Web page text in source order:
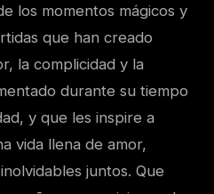
los momentos mágicos y
que han creado
la complicidad y la
durante su tiempo
y que les inspire a
vida llena de amor,
juntos. Que